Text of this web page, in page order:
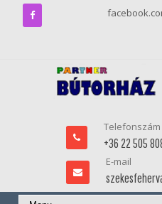
Telefonszám
+36 22 505
E-mail